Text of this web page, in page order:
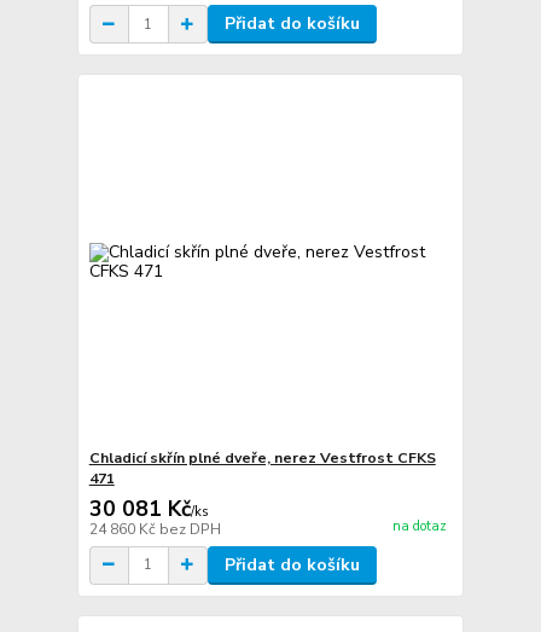
Přidat do košíku
Chladicí skřín plné dveře, nerez Vestfrost CFKS
471
30 081 Kč/ks
24 860 Kč bez DPH na dotaz
Přidat do košíku